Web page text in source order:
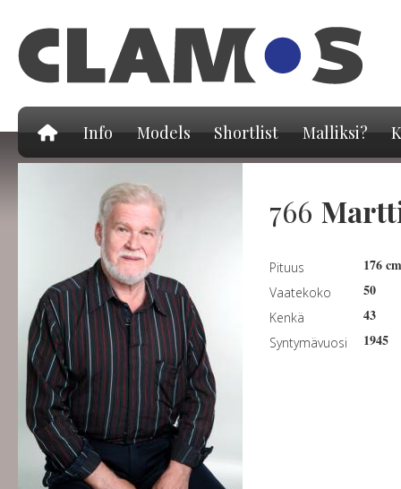
Info Models Shortlist Malliksi?
766
Pituus 176 cm
Vaatekoko 50
Kenkä 43
Syntymävuosi 1945